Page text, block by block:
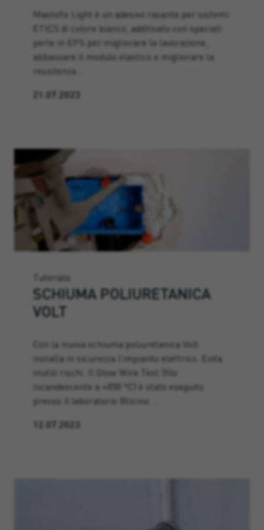
Mastofix Light è un adesivo rasante per sistemi
ETICS di colore bianco, additivato con speciali
perle in EPS per migliorare la lavorazione,
abbassare il modulo elastico e migliorare la
resistenza…
21.07.2023
Tutorials
SCHIUMA POLIURETANICA
VOLT
Con la nuova schiuma poliuretanica Volt
installa in sicurezza l’impianto elettrico. Evita
inutili rischi. Il Glow Wire Test (filo
incandescente a +850 °C) è stato eseguito
presso il laboratorio Bticino.…
12.07.2023